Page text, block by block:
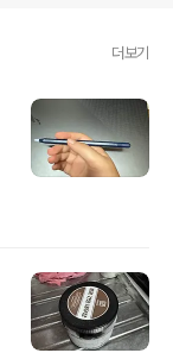
더보기